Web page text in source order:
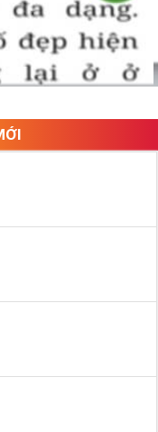
gõ Simtiengiang.vn
Lục Quý 8.
bạn có thể chọn
cầu của bạn, giúp